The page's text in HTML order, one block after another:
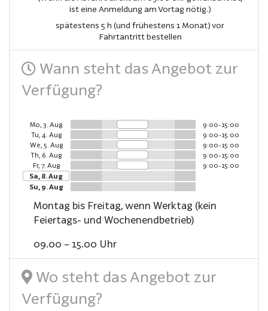
ist eine Anmeldung am Vortag nötig.)
spätestens 5 h (und frühestens 1 Monat) vor
Fahrtantritt bestellen
Wann steht das Angebot zur
Verfügung?
Mo, 3. Aug
9:00-15:00
Tu, 4. Aug
9:00-15:00
We, 5. Aug
9:00-15:00
Th, 6. Aug
9:00-15:00
Fr, 7. Aug
9:00-15:00
Sa, 8. Aug
Su, 9. Aug
Montag bis Freitag, wenn Werktag (kein
Feiertags- und Wochenendbetrieb)
09.00 – 15.00 Uhr
Wo steht das Angebot zur
Verfügung?